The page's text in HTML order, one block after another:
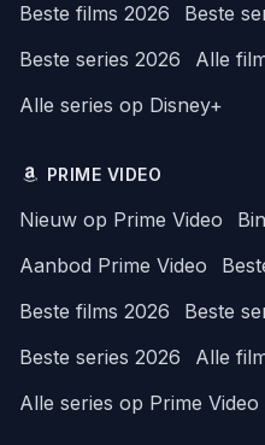
Beste films 2026
Beste
Beste series 2026
Alle
Alle series op Disney+
PRIME VIDEO
Nieuw op Prime Video
Aanbod Prime Video
Beste films 2026
Beste
Beste series 2026
Alle
Alle series op Prime Video